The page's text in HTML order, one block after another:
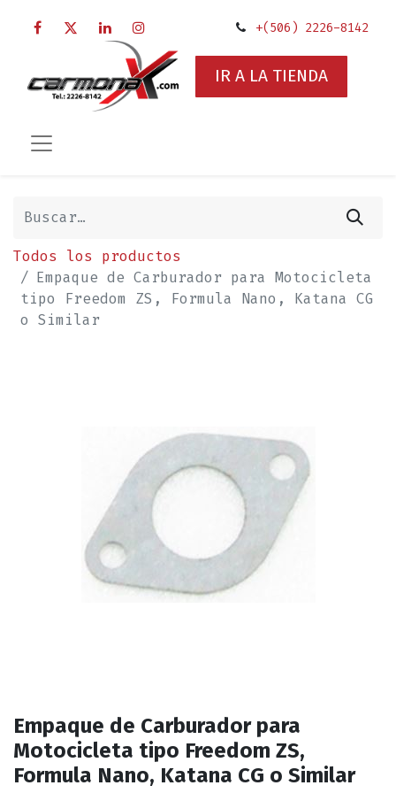
+(506) 2226-8142
IR A LA TIENDA
Todos los productos
Empaque de Carburador para Motocicleta
tipo Freedom ZS, Formula Nano, Katana CG
o Similar
Empaque de Carburador para
Motocicleta tipo Freedom ZS,
Formula Nano, Katana CG o Similar